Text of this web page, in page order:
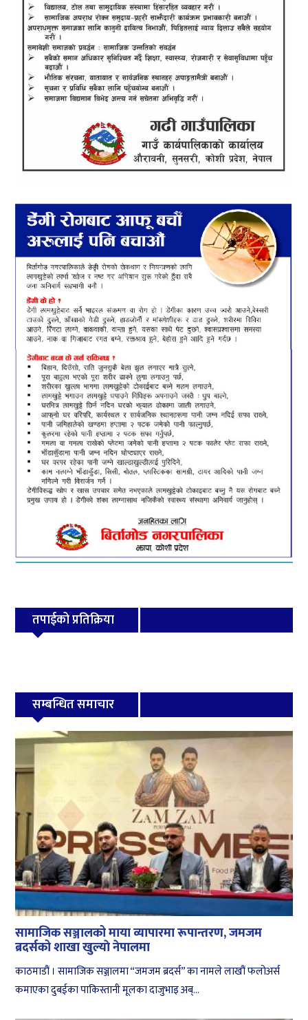
तपाईको प्रतिक्रिया
सम्बन्धित समाचार
सामाजिक सञ्जालको माया व्यापारमा रूपान्तरण, जमजम
ब्रदर्सको शाखा खुल्याे नेपालमा
काठमाडौं । सामाजिक सञ्जालमा “जमजम ब्रदर्स” का नामले लाखौं फलोअर्स
कमाएका दुबईका पाकिस्तानी मूलका दाजुभाइ अब्...